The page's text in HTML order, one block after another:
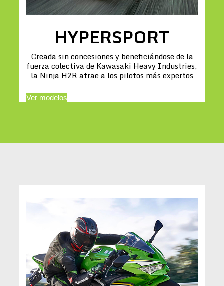
HYPERSPORT
Creada sin concesiones y beneficiándose de la
fuerza colectiva de Kawasaki Heavy Industries,
la Ninja H2R atrae a los pilotos más expertos
Ver modelos